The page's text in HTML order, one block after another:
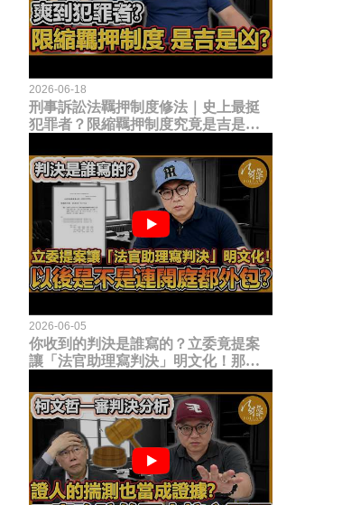
2026-06-18
刑事訴訟法羈押制度修法｜史上最挺
犯罪者？限縮羈押制度究竟是吉是
2026-06-05
你收到的判決是誰寫的？立委竟提案
讓「法官助理寫判決」明文化！那以